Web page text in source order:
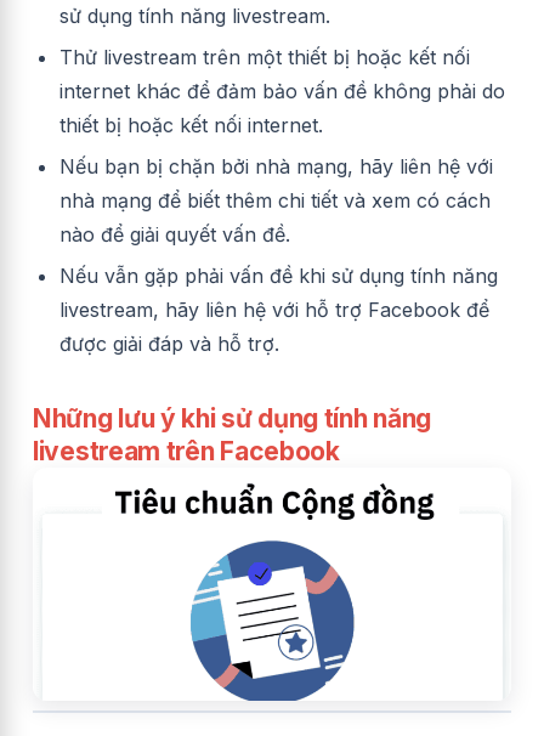
sử dụng tính năng livestream.
Thử livestream trên một thiết bị hoặc kết nối
internet khác để đảm bảo vấn đề không phải do
thiết bị hoặc kết nối internet.
Nếu bạn bị chặn bởi nhà mạng, hãy liên hệ với
nhà mạng để biết thêm chi tiết và xem có cách
nào để giải quyết vấn đề.
Nếu vẫn gặp phải vấn đề khi sử dụng tính năng
livestream, hãy liên hệ với hỗ trợ Facebook để
được giải đáp và hỗ trợ.
Những lưu ý khi sử dụng tính năng
livestream trên Facebook